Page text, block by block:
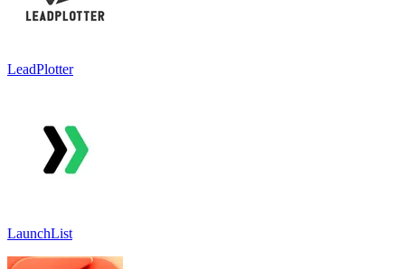
LeadPlotter
LaunchList